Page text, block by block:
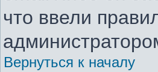
что ввели
Вернуться к началу